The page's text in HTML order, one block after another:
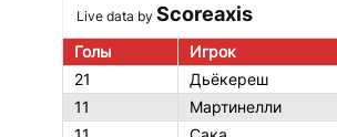
Live data by Scoreaxis
Голы
Игрок
21
Дьёкереш
11
Мартинелли